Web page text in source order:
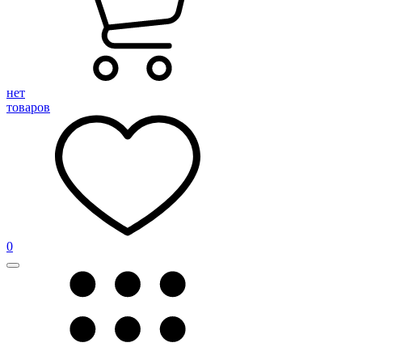
нет
товаров
0